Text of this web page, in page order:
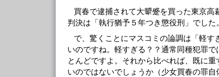
買春で逮捕されて大顰蹙を買った東京高
判決は「執行猶予５年つき懲役刑」でした
で、驚くことにマスコミの論調は「軽す
いのですね。軽すぎる？？通常同種犯罪
とんどですよ。それから比べれば、既に
いのではないでしょうか（少女買春の罪